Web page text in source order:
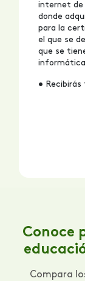
internet de
donde
para la
el que se
que se
•
Conoce
Compara